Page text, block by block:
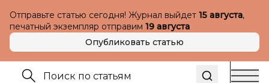
Отправьте статью сегодня! Журнал выйдет 15 августа,
печатный экземпляр отправим 19 августа
Опубликовать статью